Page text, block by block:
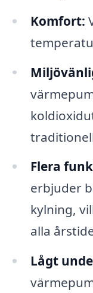
Komfort:
Flera
erbjuder
kylning,
alla
Lågt